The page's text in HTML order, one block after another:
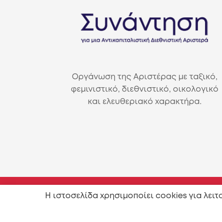
Οργάνωση της Αριστέρας με ταξικό,
φεμινιστικό, διεθνιστικό, οικολογικό
και ελευθεριακό χαρακτήρα.
Επιτρέπεται η αναπαραγωγή και διανομή
Η ιστοσελίδα χρησιμοποίει cookies για